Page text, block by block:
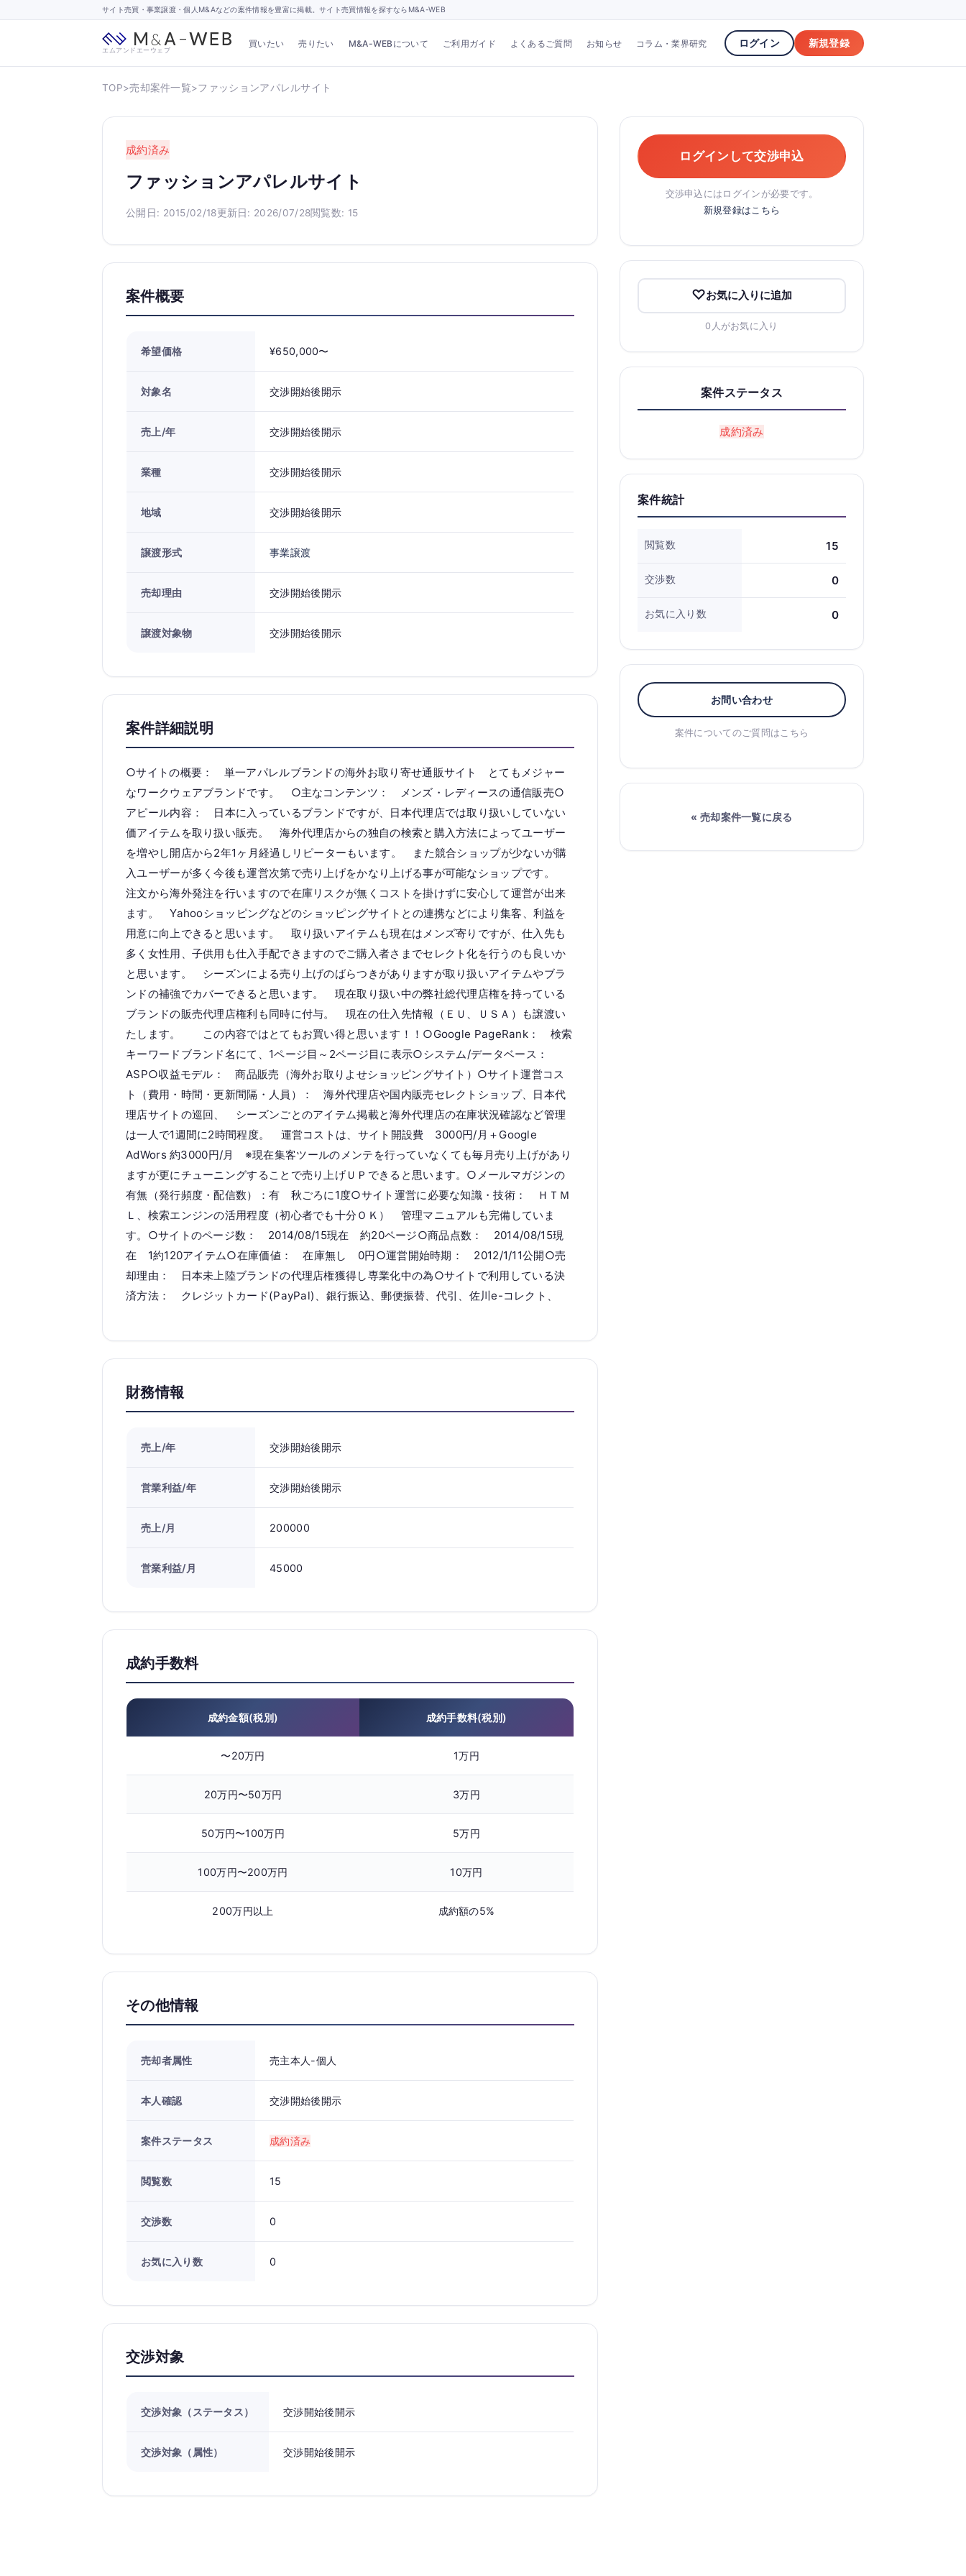
サイト売買・事業譲渡・個人M&Aなどの案件情報を豊富に掲載。サイト売買情報を探すならM&A-WEB
エムアンドエーウェブ
買いたい 売りたい M&A-WEBについて ご利用ガイド よくあるご質問 お知らせ コラム・業界研究 ログイン 新規登録
TOP>売却案件一覧>ファッションアパレルサイト
成約済み
ファッションアパレルサイト
公開日: 2015/02/18更新日: 2026/07/28閲覧数: 15
案件概要
希望価格 ¥650,000〜
対象名 交渉開始後開示
売上/年 交渉開始後開示
業種 交渉開始後開示
地域 交渉開始後開示
譲渡形式 事業譲渡
売却理由 交渉開始後開示
譲渡対象物 交渉開始後開示
案件詳細説明
○サイトの概要： 単一アパレルブランドの海外お取り寄せ通販サイト とてもメジャー
なワークウェアブランドです。 ○主なコンテンツ： メンズ・レディースの通信販売○
アピール内容： 日本に入っているブランドですが、日本代理店では取り扱いしていない
価アイテムを取り扱い販売。 海外代理店からの独自の検索と購入方法によってユーザー
を増やし開店から2年1ヶ月経過しリピーターもいます。 また競合ショップが少ないが購
入ユーザーが多く今後も運営次第で売り上げをかなり上げる事が可能なショップです。
注文から海外発注を行いますので在庫リスクが無くコストを掛けずに安心して運営が出来
ます。 Yahooショッピングなどのショッピングサイトとの連携などにより集客、利益を
用意に向上できると思います。 取り扱いアイテムも現在はメンズ寄りですが、仕入先も
多く女性用、子供用も仕入手配できますのでご購入者さまでセレクト化を行うのも良いか
と思います。 シーズンによる売り上げのばらつきがありますが取り扱いアイテムやブラ
ンドの補強でカバーできると思います。 現在取り扱い中の弊社総代理店権を持っている
ブランドの販売代理店権利も同時に付与。 現在の仕入先情報（ＥＵ、ＵＳＡ）も譲渡い
たします。 この内容ではとてもお買い得と思います！！○Google PageRank： 検索
キーワードブランド名にて、1ページ目～2ページ目に表示○システム/データベース：
ASP○収益モデル： 商品販売（海外お取りよせショッピングサイト）○サイト運営コス
ト（費用・時間・更新間隔・人員）： 海外代理店や国内販売セレクトショップ、日本代
理店サイトの巡回、 シーズンごとのアイテム掲載と海外代理店の在庫状況確認など管理
は一人で1週間に2時間程度。 運営コストは、サイト開設費 3000円/月＋Google
AdWors 約3000円/月 ※現在集客ツールのメンテを行っていなくても毎月売り上げがあり
ますが更にチューニングすることで売り上げＵＰできると思います。○メールマガジンの
有無（発行頻度・配信数）：有 秋ごろに1度○サイト運営に必要な知識・技術： ＨＴＭ
Ｌ、検索エンジンの活用程度（初心者でも十分ＯＫ） 管理マニュアルも完備していま
す。○サイトのページ数： 2014/08/15現在 約20ページ○商品点数： 2014/08/15現
在 1約120アイテム○在庫価値： 在庫無し 0円○運営開始時期： 2012/1/11公開○売
却理由： 日本未上陸ブランドの代理店権獲得し専業化中の為○サイトで利用している決
済方法： クレジットカード(PayPal)、銀行振込、郵便振替、代引、佐川e-コレクト、
財務情報
売上/年 交渉開始後開示
営業利益/年 交渉開始後開示
売上/月 200000
営業利益/月 45000
成約手数料
成約金額(税別) 成約手数料(税別)
〜20万円 1万円
20万円〜50万円 3万円
50万円〜100万円 5万円
100万円〜200万円 10万円
200万円以上 成約額の5%
その他情報
売却者属性 売主本人-個人
本人確認 交渉開始後開示
案件ステータス 成約済み
閲覧数 15
交渉数 0
お気に入り数 0
交渉対象
交渉対象（ステータス） 交渉開始後開示
交渉対象（属性） 交渉開始後開示
ログインして交渉申込
交渉申込にはログインが必要です。
新規登録はこちら
お気に入りに追加
0人がお気に入り
案件ステータス
成約済み
案件統計
閲覧数 15
交渉数 0
お気に入り数 0
お問い合わせ
案件についてのご質問はこちら
« 売却案件一覧に戻る